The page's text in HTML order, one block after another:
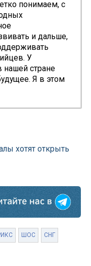
понимаем, с
и дальше,
У
нашей стране
Я в этом
хотят открыть
ШОС СНГ